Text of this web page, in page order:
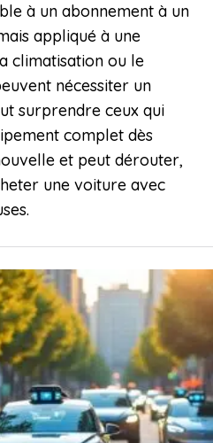
à un abonnement à un
appliqué à une
climatisation ou le
nécessiter un
surprendre ceux qui
complet dès
et peut dérouter,
une voiture avec